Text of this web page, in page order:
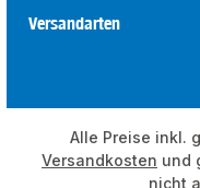
Versandarten
Alle Preise inkl.
Versandkosten und
nicht